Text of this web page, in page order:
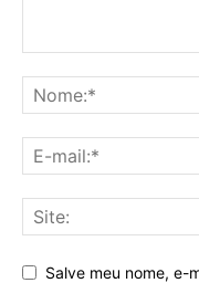
Salve meu nome, e-